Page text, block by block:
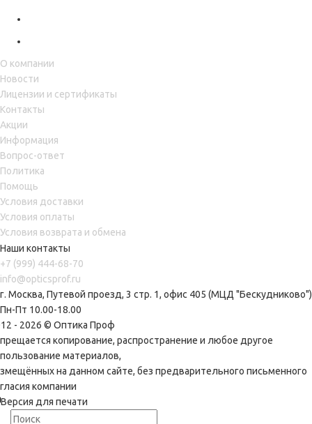
О компании
Новости
Лицензии и сертификаты
Контакты
Акции
Информация
Вопрос-ответ
Политика
Помощь
Условия доставки
Условия оплаты
Условия возврата и обмена
Наши контакты
+7 (999) 444-68-70
info@opticsprof.ru
г. Москва, Путевой проезд, 3 стр. 1, офис 405 (МЦД "Бескудниково")
Пн-Пт 10.00-18.00
- 2026 © Оптика Проф
копирование, распространение и любое другое
материалов,
на данном сайте, без предварительного письменного
компании
Версия для печати